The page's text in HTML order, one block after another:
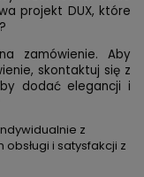
projekt DUX, które
zamówienie. Aby
skontaktuj się z
dodać elegancji i
z
i satysfakcji z